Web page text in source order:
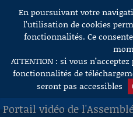
Aller au contenu
En poursuivant votre
l’utilisation de cookies
fonctionnalités. Ce
ATTENTION : si vous
fonctionnalités de
seront pas accessibles
Portail vidéo de